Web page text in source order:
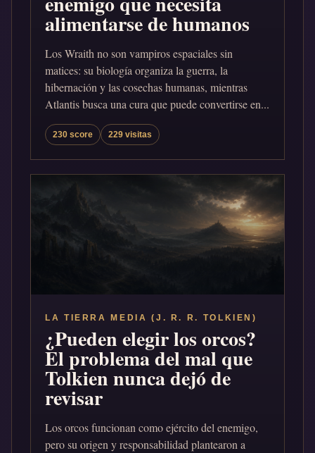
alimentarse de humanos
Los Wraith no son vampiros espaciales sin
matices: su biología organiza la guerra, la
hibernación y las cosechas humanas, mientras
Atlantis busca una cura que puede convertirse en...
230 score 229 visitas
LA TIERRA MEDIA (J. R. R. TOLKIEN)
¿Pueden elegir los orcos?
El problema del mal que
Tolkien nunca dejó de
revisar
Los orcos funcionan como ejército del enemigo,
pero su origen y responsabilidad plantearon a